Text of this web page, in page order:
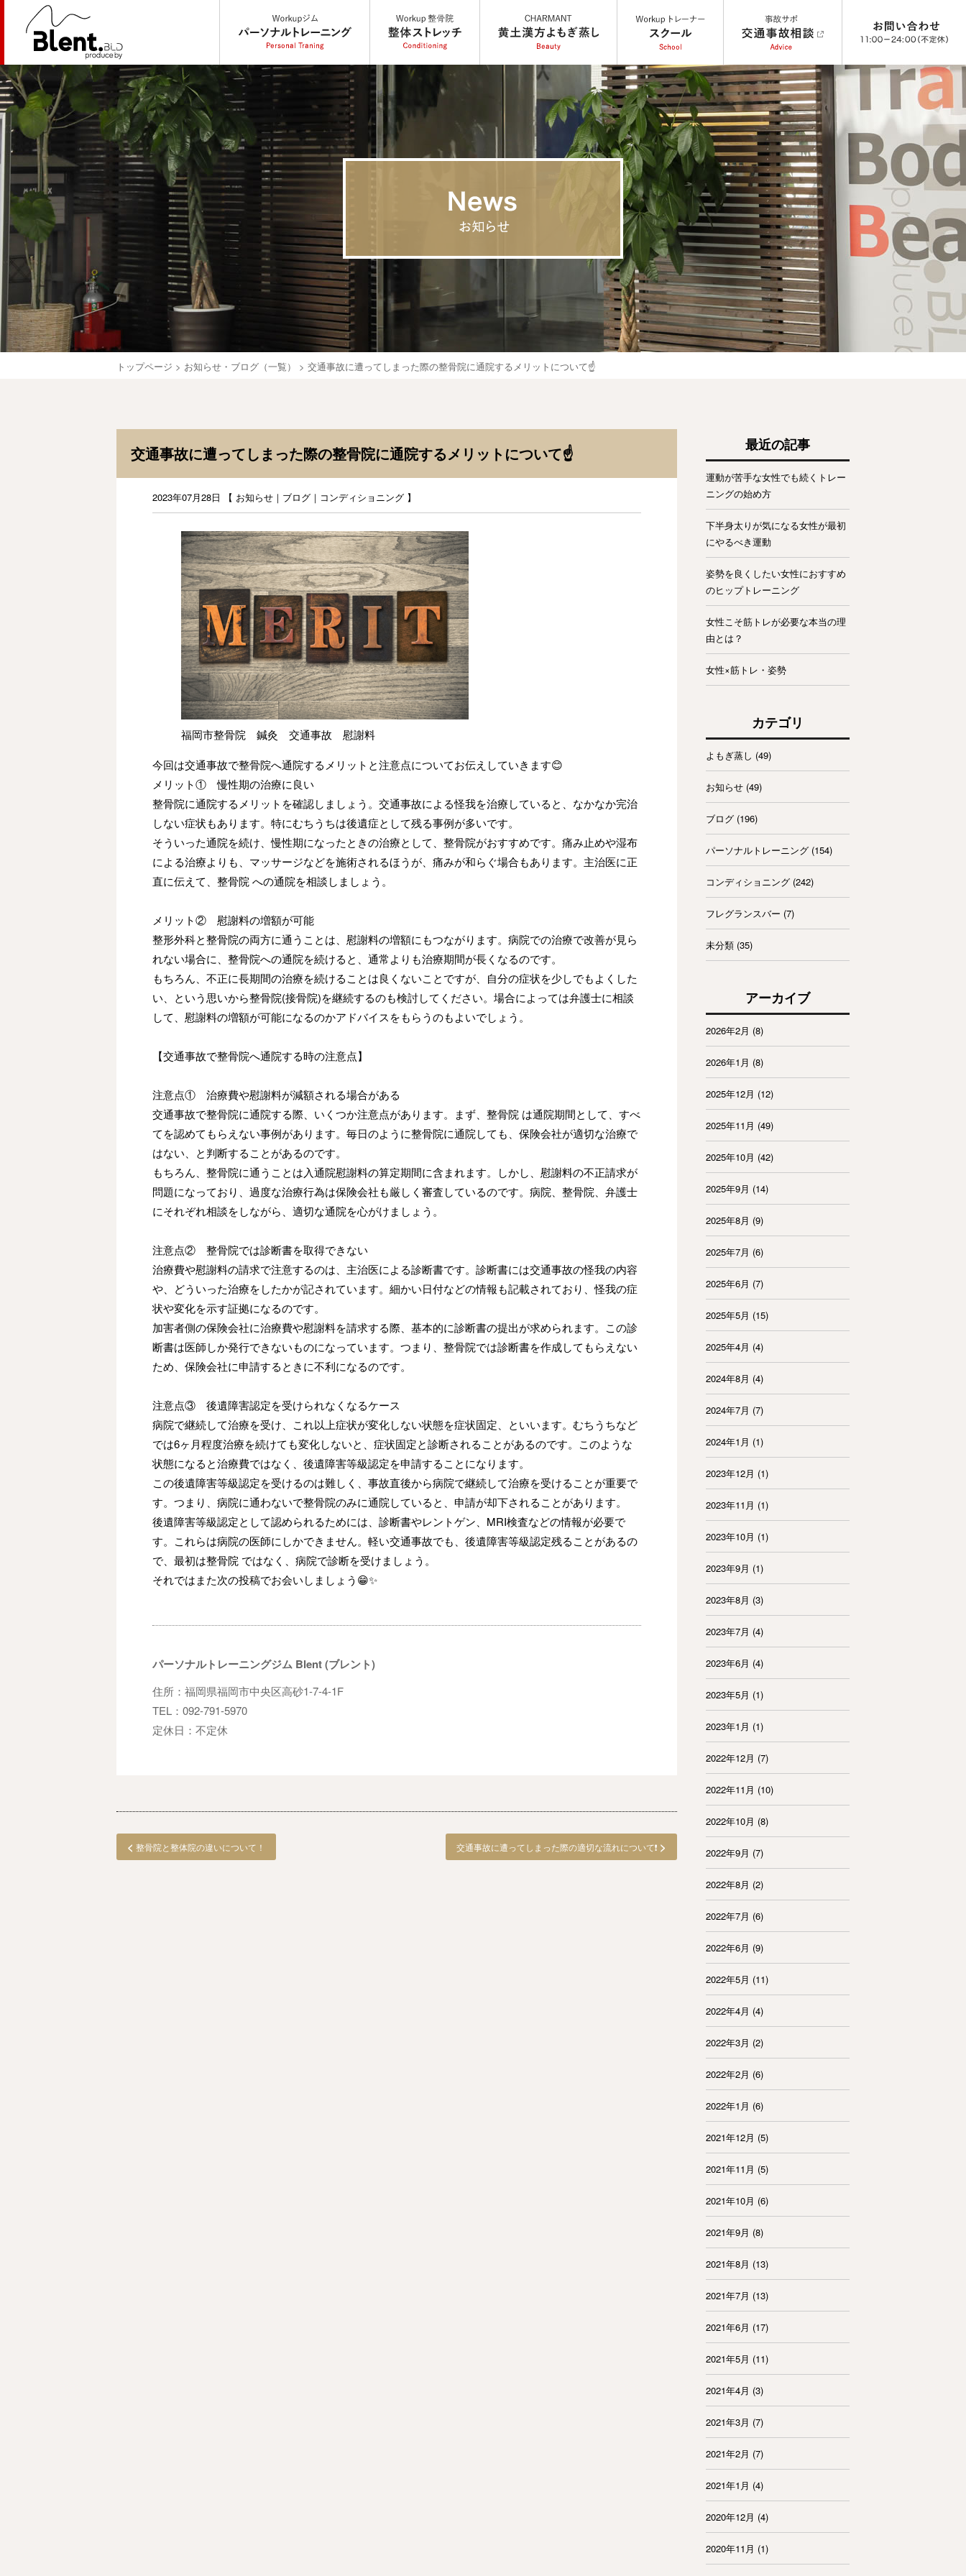
トップページ > お知らせ・ブログ（一覧） > 交通事故に遭ってしまった際の整骨院に通院するメリットについて☝️
交通事故に遭ってしまった際の整骨院に通院するメリットについて☝️
2023年07月28日 【 お知らせ ｜ ブログ ｜ コンディショニング 】
福岡市整骨院 鍼灸 交通事故 慰謝料
今回は交通事故で整骨院へ通院するメリット と注意点についてお伝えしていきます😊
メリット① 慢性期の治療に良い
整骨院に通院するメリットを確認しましょう。交通事故による怪我を治療していると、なかなか完治
しない症状もあります。特にむちうちは後遺症として残る事例が多いです。
そういった通院を続け、慢性期になったときの治療として、整骨院がおすすめです。痛み止めや湿布
による治療よりも、マッサージなどを施術されるほうが、痛みが和らぐ場合もあります。主治医に正
直に伝えて、整骨院 への通院を相談しましょう。
メリット② 慰謝料の増額が可能
整形外科と整骨院の両方に通うことは、慰謝料の増額にもつながります。病院での治療で改善が見ら
れない場合に、整骨院への通院を続けると、通常よりも治療期間が長くなるのです。
もちろん、不正に長期間の治療を続けることは良くないことですが、自分の症状を少しでもよくした
い、という思いから整骨院(接骨院)を継続するのも検討してください。場合によっては弁護士に相談
して、慰謝料の増額が可能になるのかアドバイスをもらうのもよいでしょう。
【交通事故で整骨院へ通院する時の注意点】
注意点① 治療費や慰謝料が減額される場合がある
交通事故で整骨院に通院する際、いくつか注意点があります。まず、整骨院 は通院期間として、すべ
てを認めてもらえない事例があります。毎日のように整骨院に通院しても、保険会社が適切な治療で
はない、と判断することがあるのです。
もちろん、整骨院に通うことは入通院慰謝料の算定期間に含まれます。しかし、慰謝料の不正請求が
問題になっており、過度な治療行為は保険会社も厳しく審査しているのです。病院、整骨院、弁護士
にそれぞれ相談をしながら、適切な通院を心がけましょう。
注意点② 整骨院では診断書を取得できない
治療費や慰謝料の請求で注意するのは、主治医による診断書です。診断書には交通事故の怪我の内容
や、どういった治療をしたかが記されています。細かい日付などの情報も記載されており、怪我の症
状や変化を示す証拠になるのです。
加害者側の保険会社に治療費や慰謝料を請求する際、基本的に診断書の提出が求められます。この診
断書は医師しか発行できないものになっています。つまり、整骨院では診断書を作成してもらえない
ため、保険会社に申請するときに不利になるのです。
注意点③ 後遺障害認定を受けられなくなるケース
病院で継続して治療を受け、これ以上症状が変化しない状態を症状固定、といいます。むちうちなど
では6ヶ月程度治療を続けても変化しないと、症状固定と診断されることがあるのです。このような
状態になると治療費ではなく、後遺障害等級認定を申請することになります。
この後遺障害等級認定を受けるのは難しく、事故直後から病院で継続して治療を受けることが重要で
す。つまり、病院に通わないで整骨院のみに通院していると、申請が却下されることがあります。
後遺障害等級認定として認められるためには、診断書やレントゲン、 MRI検査などの情報が必要で
す。これらは病院の医師にしかできません。軽い交通事故でも、後遺障害等級認定残ることがあるの
で、最初は整骨院 ではなく、病院で診断を受けましょう。
それではまた次の投稿でお会いしましょう😁✨
パーソナルトレーニングジム Blent (ブレント)
住所：福岡県福岡市中央区高砂1-7-4-1F
TEL：092-791-5970
定休日：不定休
交通事故に遭ってしまった際の適切な流れについて❗️ >
< 整骨院と整体院の違いについて！
最近の記事
運動が苦手な女性でも続くトレー
ニングの始め方
下半身太りが気になる女性が最初
にやるべき運動
姿勢を良くしたい女性におすすめ
のヒップトレーニング
女性こそ筋トレが必要な本当の理
由とは？
女性×筋トレ・姿勢
カテゴリ
よもぎ蒸し (49)
お知らせ (49)
ブログ (196)
パーソナルトレーニング (154)
コンディショニング (242)
フレグランスバー (7)
未分類 (35)
アーカイブ
2026年2月 (8)
2026年1月 (8)
2025年12月 (12)
2025年11月 (49)
2025年10月 (42)
2025年9月 (14)
2025年8月 (9)
2025年7月 (6)
2025年6月 (7)
2025年5月 (15)
2025年4月 (4)
2024年8月 (4)
2024年7月 (7)
2024年1月 (1)
2023年12月 (1)
2023年11月 (1)
2023年10月 (1)
2023年9月 (1)
2023年8月 (3)
2023年7月 (4)
2023年6月 (4)
2023年5月 (1)
2023年1月 (1)
2022年12月 (7)
2022年11月 (10)
2022年10月 (8)
2022年9月 (7)
2022年8月 (2)
2022年7月 (6)
2022年6月 (9)
2022年5月 (11)
2022年4月 (4)
2022年3月 (2)
2022年2月 (6)
2022年1月 (6)
2021年12月 (5)
2021年11月 (5)
2021年10月 (6)
2021年9月 (8)
2021年8月 (13)
2021年7月 (13)
2021年6月 (17)
2021年5月 (11)
2021年4月 (3)
2021年3月 (7)
2021年2月 (7)
2021年1月 (4)
2020年12月 (4)
2020年11月 (1)